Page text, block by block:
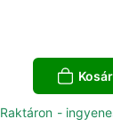
Raktáron -